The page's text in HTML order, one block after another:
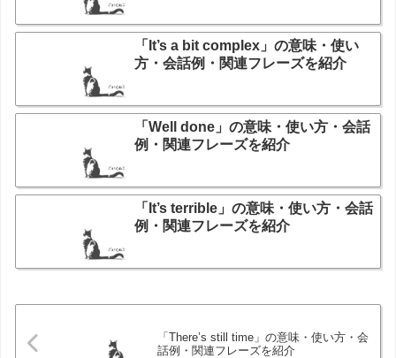
「It’s a bit complex」の意味・使い
方・会話例・関連フレーズを紹介
「Well done」の意味・使い方・会話
例・関連フレーズを紹介
「It’s terrible」の意味・使い方・会話
例・関連フレーズを紹介
「There’s still time」の意味・使い方・会
話例・関連フレーズを紹介